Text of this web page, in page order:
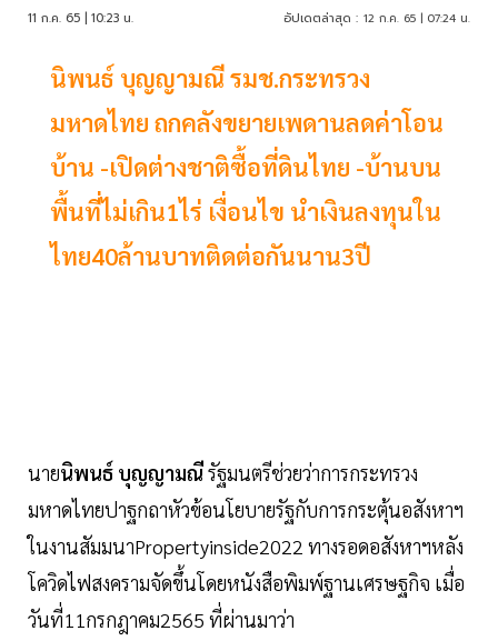
11 ก.ค. 65 | 10:23 น. อัปเดตล่าสุด : 12 ก.ค. 65 | 07:24 น.
นิพนธ์ บุญญามณี รมช.กระทรวง
มหาดไทย ถกคลังขยายเพดานลดค่าโอน
บ้าน -เปิดต่างชาติซื้อที่ดินไทย -บ้านบน
พื้นที่ไม่เกิน1ไร่ เงื่อนไข นำเงินลงทุนใน
ไทย40ล้านบาทติดต่อกันนาน3ปี
นายนิพนธ์ บุญญามณีรัฐมนตรีช่วยว่าการกระทรวง
มหาดไทยปาฐกถาหัวข้อนโยบายรัฐกับการกระตุ้นอสังหาฯ
ในงานสัมมนาPropertyinside2022 ทางรอดอสังหาฯหลัง
โควิดไฟสงครามจัดขึ้นโดยหนังสือพิมพ์ฐานเศรษฐกิจ เมื่อ
วันที่11กรกฎาคม2565 ที่ผ่านมาว่า